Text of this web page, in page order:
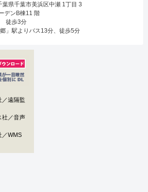
県千葉市美浜区中瀬 1丁目 3
デンB棟11 階
徒歩3分
」駅よりバス13分、徒歩5分
／遠隔監
社／音声
／WMS